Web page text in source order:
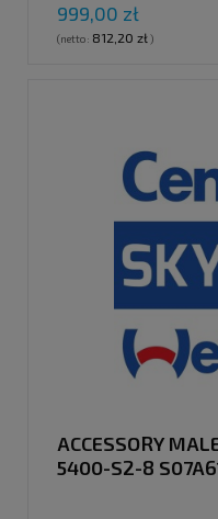
999,00 zł
(netto: 812,20 zł)
ACCESSORY
5400-S2-8